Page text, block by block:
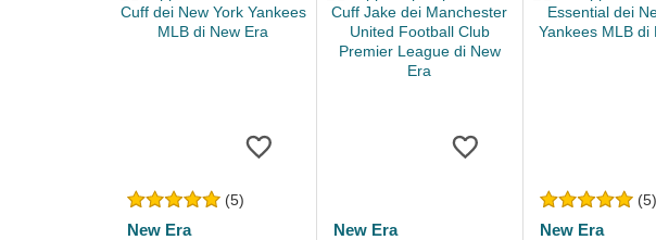
(5)
New Era
New Era
(5)
New Era